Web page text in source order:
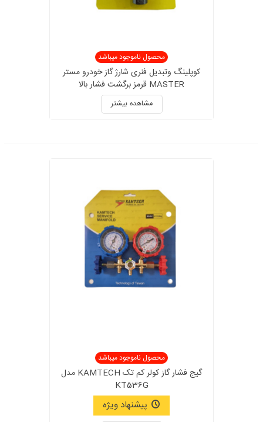
محصول ناموجود میباشد
کوپلینگ وتبدیل فنری شارژ گاز خودرو مستر
MASTER قرمز برگشت فشار بالا
مشاهده بیشتر
محصول ناموجود میباشد
گیج فشار گاز کولر کم تک KAMTECH مدل
KT536G
پیشنهاد ویژه